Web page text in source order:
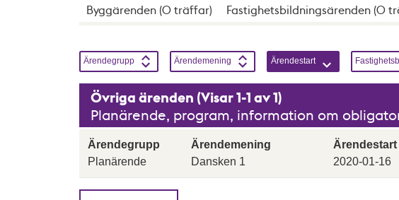
Byggärenden (0 träffar) Fastighetsbildningsärenden (0
Sortera genom att klicka på knapparna, enbart en sortering
Sortera på
ÄrendegruppStigande Sortera på
Ärendemening Stigande Sortera på
ÄrendestartStigande Sortera på
Övriga ärenden (Visar 1-1 av 1)
Planärende, program, information om
Ärendegrupp
Planärende
Ärendemening
Dansken 1
Ärendestart
2020-01-16